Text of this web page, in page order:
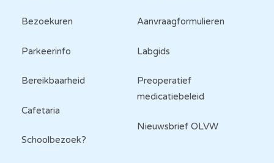
Bezoekuren
Parkeerinfo
Bereikbaarheid
Cafetaria
Schoolbezoek?
Aanvraagformulieren
Labgids
Preoperatief
medicatiebeleid
Nieuwsbrief OLVW